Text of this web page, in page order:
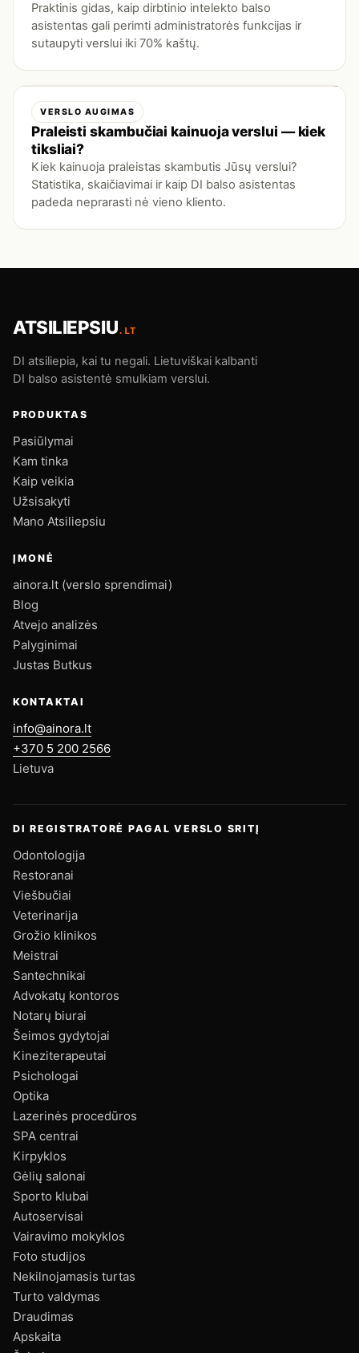
Praktinis gidas, kaip dirbtinio intelekto balso
asistentas gali perimti administratorės funkcijas ir
sutaupyti verslui iki 70% kaštų.
VERSLO AUGIMAS
Praleisti skambučiai kainuoja verslui — kiek
tiksliai?
Kiek kainuoja praleistas skambutis Jūsų verslui?
Statistika, skaičiavimai ir kaip DI balso asistentas
padeda neprarasti nė vieno kliento.
ATSILIEPSIU.LT
DI atsiliepia, kai tu negali. Lietuviškai kalbanti
DI balso asistentė smulkiam verslui.
PRODUKTAS
Pasiūlymai
Kam tinka
Kaip veikia
Užsisakyti
Mano Atsiliepsiu
ĮMONĖ
ainora.lt (verslo sprendimai)
Blog
Atvejo analizės
Palyginimai
Justas Butkus
KONTAKTAI
info@ainora.lt
+370 5 200 2566
Lietuva
DI REGISTRATORĖ PAGAL VERSLO SRITĮ
Odontologija
Restoranai
Viešbučiai
Veterinarija
Grožio klinikos
Meistrai
Santechnikai
Advokatų kontoros
Notarų biurai
Šeimos gydytojai
Kineziterapeutai
Psichologai
Optika
Lazerinės procedūros
SPA centrai
Kirpyklos
Gėlių salonai
Sporto klubai
Autoservisai
Vairavimo mokyklos
Foto studijos
Nekilnojamasis turtas
Turto valdymas
Draudimas
Apskaita